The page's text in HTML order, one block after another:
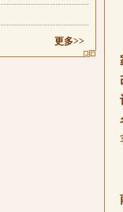
更多>>